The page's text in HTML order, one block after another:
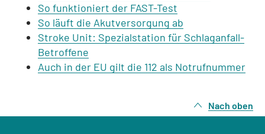
So funktioniert der FAST-Test
So läuft die Akutversorgung ab
Stroke Unit: Spezialstation für Schlaganfall-
Betroffene
Auch in der EU gilt die 112 als Notrufnummer
Nach oben